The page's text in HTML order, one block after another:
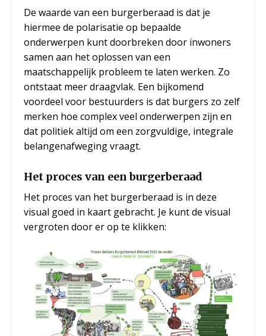
De waarde van een burgerberaad is dat je
hiermee de polarisatie op bepaalde
onderwerpen kunt doorbreken door inwoners
samen aan het oplossen van een
maatschappelijk probleem te laten werken. Zo
ontstaat meer draagvlak. Een bijkomend
voordeel voor bestuurders is dat burgers zo zelf
merken hoe complex veel onderwerpen zijn en
dat politiek altijd om een zorgvuldige, integrale
belangenafweging vraagt.
Het proces van een burgerberaad
Het proces van het burgerberaad is in deze
visual goed in kaart gebracht. Je kunt de visual
vergroten door er op te klikken: